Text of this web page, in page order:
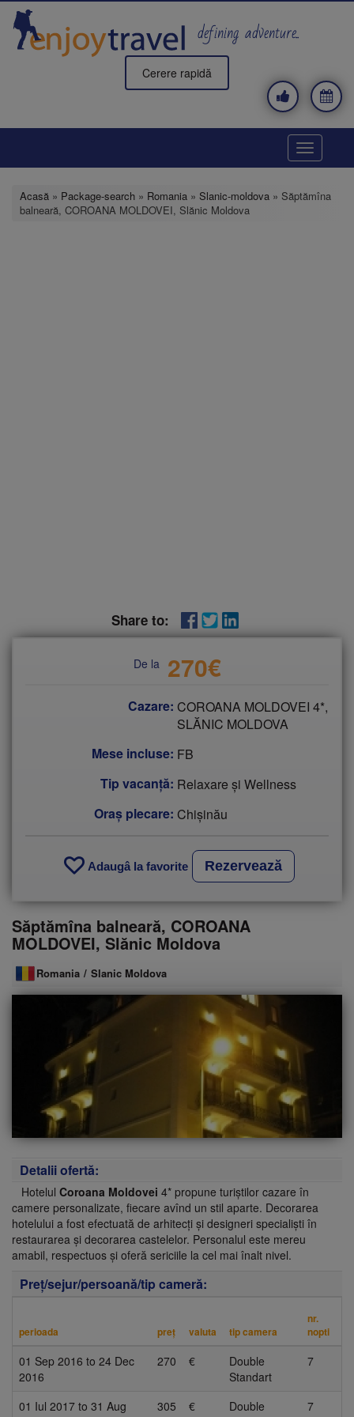
Mergi
conţinutul
principal
defining adventure..
Cerere rapidă
Toggle
Acasă » Package-search » Romania » Slanic-moldova » Săptămîna
balneară, COROANA MOLDOVEI, Slănic Moldova
Share to:
De la 270€
Cazare: COROANA MOLDOVEI 4*,
SLĂNIC MOLDOVA
Mese incluse: FB
Tip vacanţă: Relaxare și Wellness
Oraș plecare: Chişinău
Adaugâ la favorite Rezervează
Săptămîna balneară, COROANA
MOLDOVEI, Slănic Moldova
Romania / Slanic Moldova
Detalii ofertă:
Hotelul Coroana Moldovei 4* propune turiștilor cazare în
camere personalizate, fiecare avînd un stil aparte. Decorarea
hotelului a fost efectuată de arhitecți și designeri specialiști în
restaurarea și decorarea castelelor. Personalul este mereu
amabil, respectuos și oferă sericiile la cel mai înalt nivel.
Preţ/sejur/persoană/tip cameră:
perioada preţ valuta tip camera
nr.
nopti
01 Sep 2016 to 24 Dec
2016
270 €
Double
Standart
7
01 Iul 2017 to 31 Aug
305 €
Double
7